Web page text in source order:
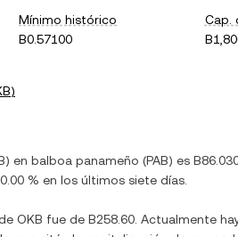
Mínimo histórico
B0.57100
Cap.
)
) en balboa panameño (PAB) es
0.00 % en los últimos siete días.
OKB fue de B258.60 . Actualmente